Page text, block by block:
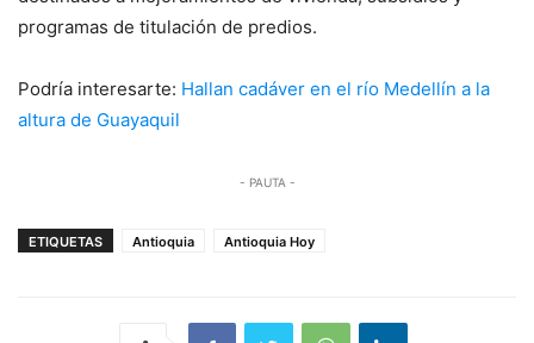
programas de titulación de predios.
Podría interesarte: Hallan cadáver en el río Medellín a la
altura de Guayaquil
- PAUTA -
ETIQUETAS Antioquia Antioquia Hoy